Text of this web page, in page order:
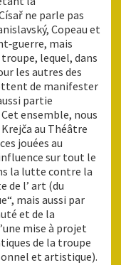
ne parle pas
Copeau et
mais
lequel, dans
les autres des
de manifester
partie
ensemble, nous
au Théâtre
jouées au
sur tout le
la lutte contre la
de l’ art (du
mais aussi par
et de la
mise à projet
de la troupe
et artistique).